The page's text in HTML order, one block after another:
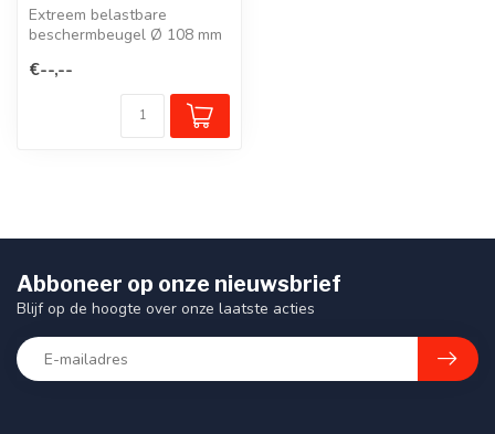
Extreem belastbare
beschermbeugel Ø 108 mm
mm. Thermis...
€--,--
Abboneer op onze nieuwsbrief
Blijf op de hoogte over onze laatste acties